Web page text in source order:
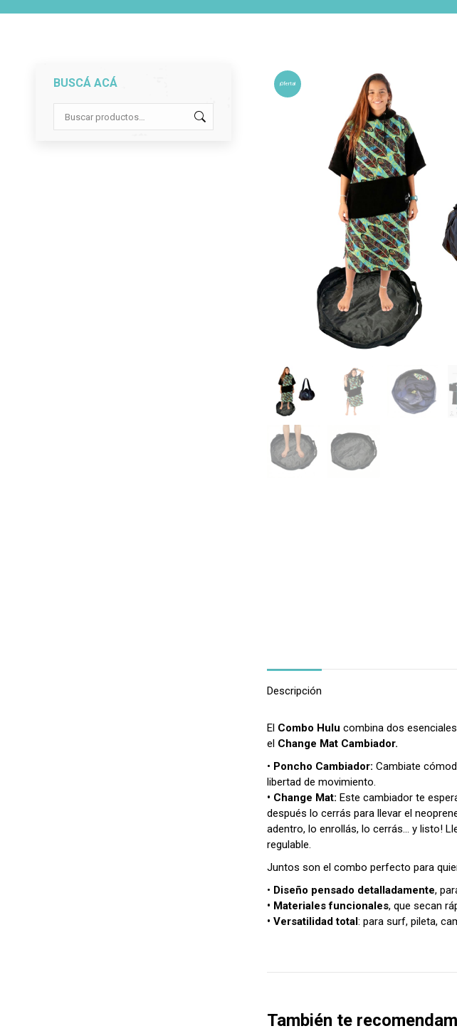
¡Oferta!
Descripción
El Combo Hulu combina dos
el Change Mat Cambiador.
• Poncho Cambiador: Cambiate
libertad de movimiento.
• Change Mat: Este cambiador te
después lo cerrás para llevar el
adentro, lo enrollás, lo cerrás… y listo!
regulable.
Juntos son el combo perfecto para
• Diseño pensado detalladamente,
• Materiales funcionales, que secan
• Versatilidad total: para surf, pileta,
También te
BUSCÁ ACÁ